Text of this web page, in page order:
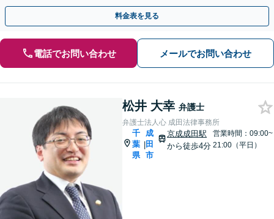
相談で様々な不安にお答えします。【夜間・休日相談OK】
料金表を見る
電話でお問い合わせ メールでお問い合わせ
松井 大幸 弁護士
弁護士法人心 成田法律事務所
千
葉
県
|
成
田
市
京成成田駅
から徒歩4分
営業時間：09:00~
21:00（平日）